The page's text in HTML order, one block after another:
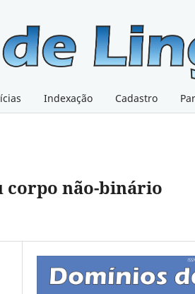
Indexação Cadastro
corpo não-binário